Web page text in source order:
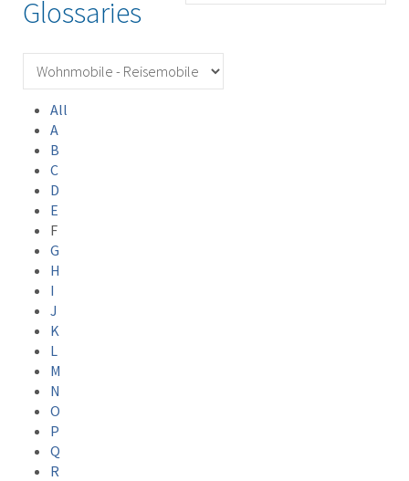
Glossaries
All
A
B
C
D
E
F
G
H
I
J
K
L
M
N
O
P
Q
R